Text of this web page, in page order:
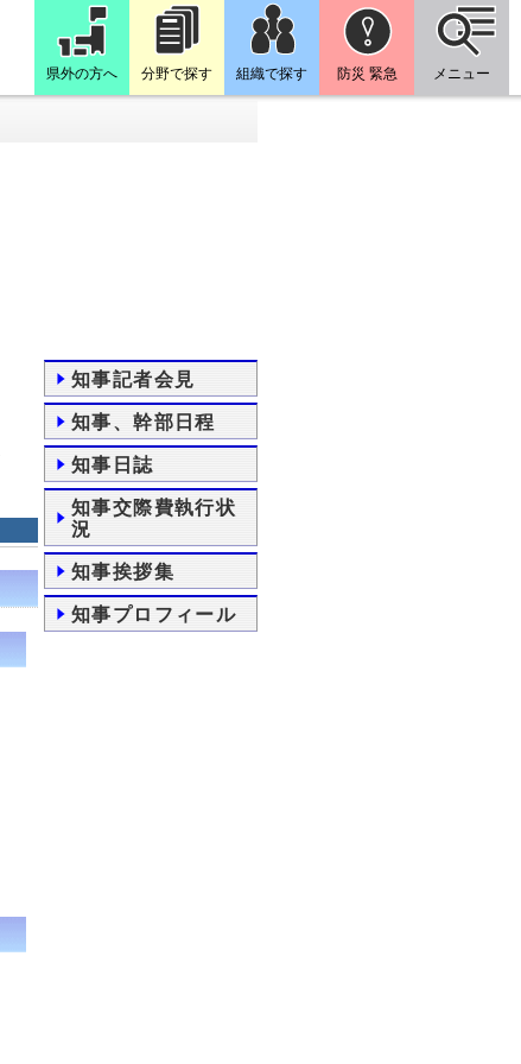
県外の方へ 分野で探す 組織で探す 防災 緊急 メニュー
知事記者会見
知事、幹部日程
知事日誌
知事交際費執行状
況
知事挨拶集
知事プロフィール